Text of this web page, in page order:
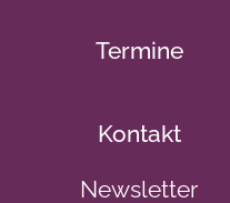
Termine
Kontakt
Newsletter